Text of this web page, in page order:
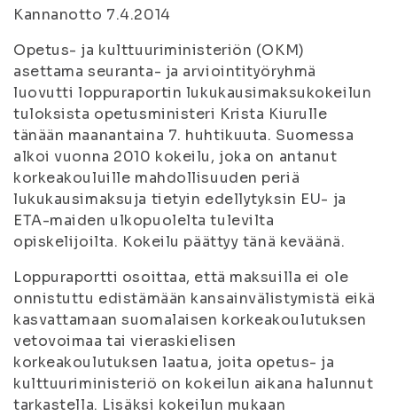
Kannanotto 7.4.2014
Opetus- ja kulttuuriministeriön (OKM)
asettama seuranta- ja arviointityöryhmä
luovutti loppuraportin lukukausimaksukokeilun
tuloksista opetusministeri Krista Kiurulle
tänään maanantaina 7. huhtikuuta. Suomessa
alkoi vuonna 2010 kokeilu, joka on antanut
korkeakouluille mahdollisuuden periä
lukukausimaksuja tietyin edellytyksin EU- ja
ETA-maiden ulkopuolelta tulevilta
opiskelijoilta. Kokeilu päättyy tänä keväänä.
Loppuraportti osoittaa, että maksuilla ei ole
onnistuttu edistämään kansainvälistymistä eikä
kasvattamaan suomalaisen korkeakoulutuksen
vetovoimaa tai vieraskielisen
korkeakoulutuksen laatua, joita opetus- ja
kulttuuriministeriö on kokeilun aikana halunnut
tarkastella. Lisäksi kokeilun mukaan